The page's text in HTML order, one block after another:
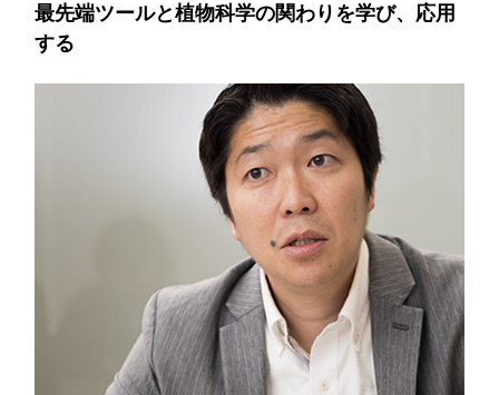
最先端ツールと植物科学の関わりを学び、応用
する